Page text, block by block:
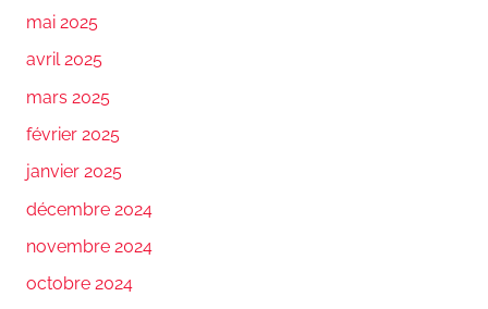
mai 2025
avril 2025
mars 2025
février 2025
janvier 2025
décembre 2024
novembre 2024
octobre 2024